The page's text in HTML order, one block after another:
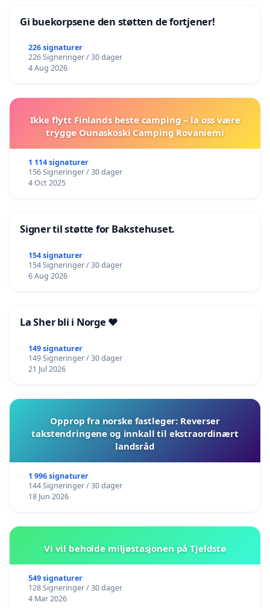
Gi buekorpsene den støtten de fortjener!
226 signaturer
226 Signeringer / 30 dager
4 Aug 2026
Ikke flytt Finlands beste camping – la oss være
trygge Ounaskoski Camping Rovaniemi
1 114 signaturer
156 Signeringer / 30 dager
4 Oct 2025
Signer til støtte for Bakstehuset.
154 signaturer
154 Signeringer / 30 dager
6 Aug 2026
La Sher bli i Norge ❤️
149 signaturer
149 Signeringer / 30 dager
21 Jul 2026
Opprop fra norske fastleger: Reverser
takstendringene og innkall til ekstraordinært
landsråd
1 996 signaturer
144 Signeringer / 30 dager
18 Jun 2026
Vi vil beholde miljøstasjonen på Tjeldstø
549 signaturer
128 Signeringer / 30 dager
4 Mar 2026